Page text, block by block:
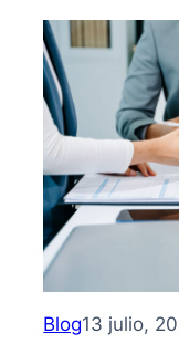
y
tu
sin
Blog13 julio,